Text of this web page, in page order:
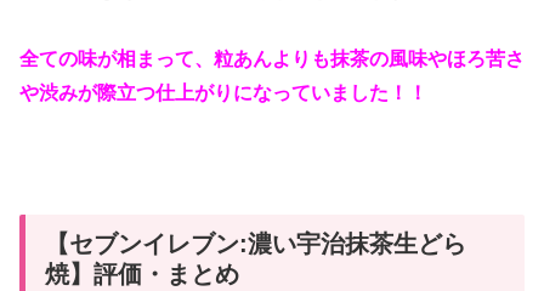
全ての味が相まって、粒あんよりも抹茶の風味やほろ苦さ
や渋みが際立つ仕上がりになっていました！！
【セブンイレブン:濃い宇治抹茶生どら
焼】評価・まとめ